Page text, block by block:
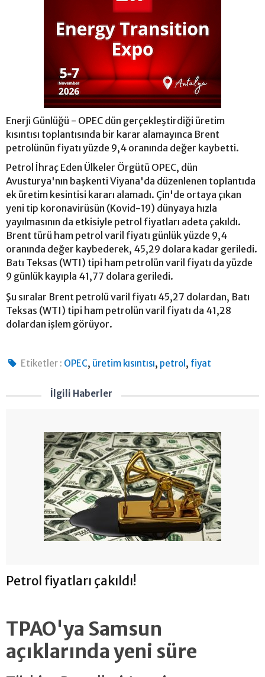
Enerji Günlüğü - OPEC dün gerçekleştirdiği üretim
kısıntısı toplantısında bir karar alamayınca Brent
petrolünün fiyatı yüzde 9,4 oranında değer kaybetti.
Petrol İhraç Eden Ülkeler Örgütü OPEC, dün
Avusturya'nın başkenti Viyana'da düzenlenen toplantıda
ek üretim kesintisi kararı alamadı. Çin'de ortaya çıkan
yeni tip koronavirüsün (Kovid-19) dünyaya hızla
yayılmasının da etkisiyle petrol fiyatları adeta çakıldı.
Brent türü ham petrol varil fiyatı günlük yüzde 9,4
oranında değer kaybederek, 45,29 dolara kadar geriledi.
Batı Teksas (WTI) tipi ham petrolün varil fiyatı da yüzde
9 günlük kayıpla 41,77 dolara geriledi.
Şu sıralar Brent petrolü varil fiyatı 45,27 dolardan, Batı
Teksas (WTI) tipi ham petrolün varil fiyatı da 41,28
dolardan işlem görüyor.
Etiketler : OPEC, üretim kısıntısı, petrol , fiyat
İlgili Haberler
Petrol fiyatları çakıldı!
TPAO'ya Samsun
açıklarında yeni süre